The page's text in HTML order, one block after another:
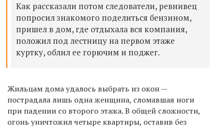
Как рассказали потом следователи, ревнивец
попросил знакомого поделиться бензином,
пришел в дом, где отдыхала вся компания,
положил под лестницу на первом этаже
куртку, облил ее горючим и поджег.
Жильцам дома удалось выбрать из окон —
пострадала лишь одна женщина, сломавшая ноги
при падении со второго этажа. В общей сложности,
огонь уничтожил четыре квартиры, оставив без